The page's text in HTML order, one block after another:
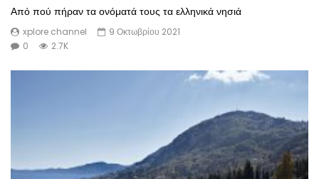
Από πού πήραν τα ονόματά τους τα ελληνικά νησιά
xplore channel
9 Οκτωβρίου 2021
0
2.7K